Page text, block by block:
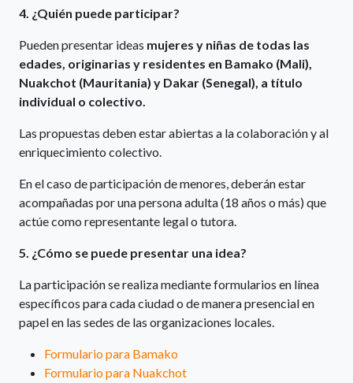
4. ¿Quién puede participar?
Pueden presentar ideas mujeres y niñas de todas las
edades, originarias y residentes en Bamako (Mali),
Nuakchot (Mauritania) y Dakar (Senegal), a título
individual o colectivo.
Las propuestas deben estar abiertas a la colaboración y al
enriquecimiento colectivo.
En el caso de participación de menores, deberán estar
acompañadas por una persona adulta (18 años o más) que
actúe como representante legal o tutora.
5. ¿Cómo se puede presentar una idea?
La participación se realiza mediante formularios en línea
específicos para cada ciudad o de manera presencial en
papel en las sedes de las organizaciones locales.
Formulario para Bamako
Formulario para Nuakchot